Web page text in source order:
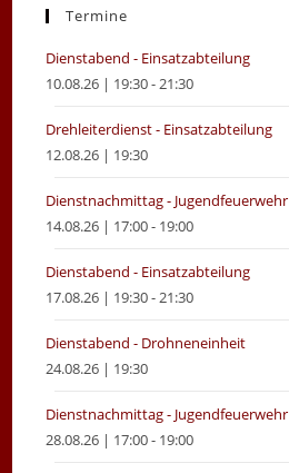
new
new
Termine
Dienstabend - Einsatzabteilung
10.08.26 | 19:30 - 21:30
Drehleiterdienst - Einsatzabteilung
12.08.26 | 19:30
Dienstnachmittag - Jugendfeuerwehr
14.08.26 | 17:00 - 19:00
Dienstabend - Einsatzabteilung
17.08.26 | 19:30 - 21:30
Dienstabend - Drohneneinheit
24.08.26 | 19:30
Dienstnachmittag - Jugendfeuerwehr
28.08.26 | 17:00 - 19:00